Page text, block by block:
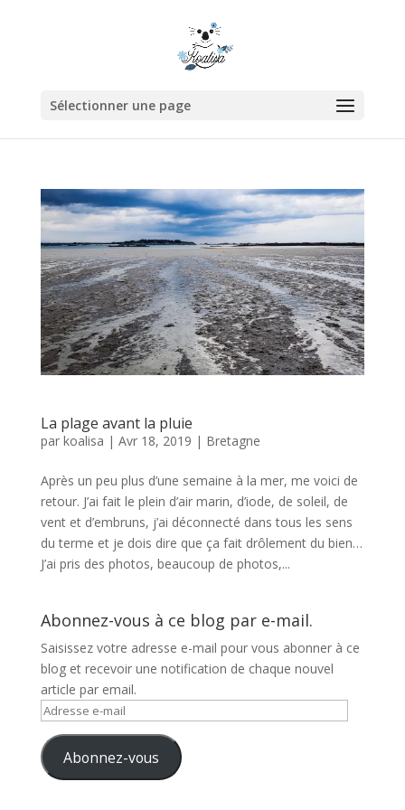
Sélectionner une page
La plage avant la pluie
par koalisa | Avr 18, 2019 | Bretagne
Après un peu plus d’une semaine à la mer, me voici de
retour. J’ai fait le plein d’air marin, d’iode, de soleil, de
vent et d’embruns, j’ai déconnecté dans tous les sens
du terme et je dois dire que ça fait drôlement du bien…
J’ai pris des photos, beaucoup de photos,...
Abonnez-vous à ce blog par e-mail.
Saisissez votre adresse e-mail pour vous abonner à ce
blog et recevoir une notification de chaque nouvel
article par email.
Adresse
mail Abonnez-vous